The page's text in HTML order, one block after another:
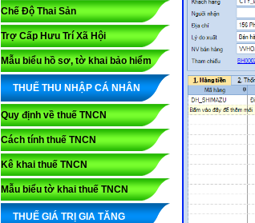
Chế Độ Thai Sản
Trợ Cấp Hưu Trí Xã Hội
Mẫu biểu hồ sơ, tờ khai bảo hiểm
THUẾ THU NHẬP CÁ NHÂN
Quy định về thuế TNCN
Cách tính thuế TNCN
Kê khai thuế TNCN
Mẫu biểu tờ khai thuế TNCN
THUẾ GIÁ TRỊ GIA TĂNG